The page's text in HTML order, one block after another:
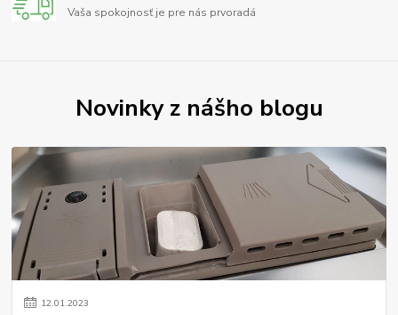
Vaša spokojnosť je pre nás prvoradá
Novinky z nášho blogu
12.01.2023